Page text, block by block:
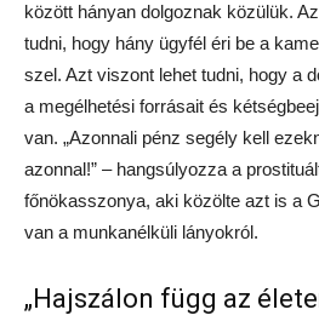
között hányan dolgoznak közülük.
tudni, hogy hány ügyfél éri be a
szel. Azt viszont lehet tudni, hogy a
a megélhetési forrásait és
van. „Azonnali pénz segély kell
azonnal!” – hangsúlyozza a
főnökasszonya, aki közölte azt is a
van a munkanélküli lányokról.
„Hajszálon függ az